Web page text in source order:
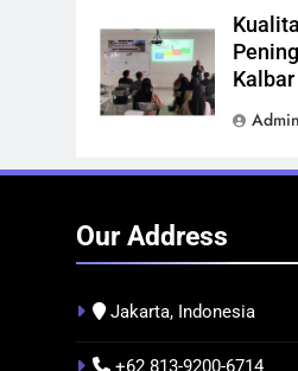
Kalbar
Admin
Our Address
Jakarta, Indonesia
+62 813-9200-6714